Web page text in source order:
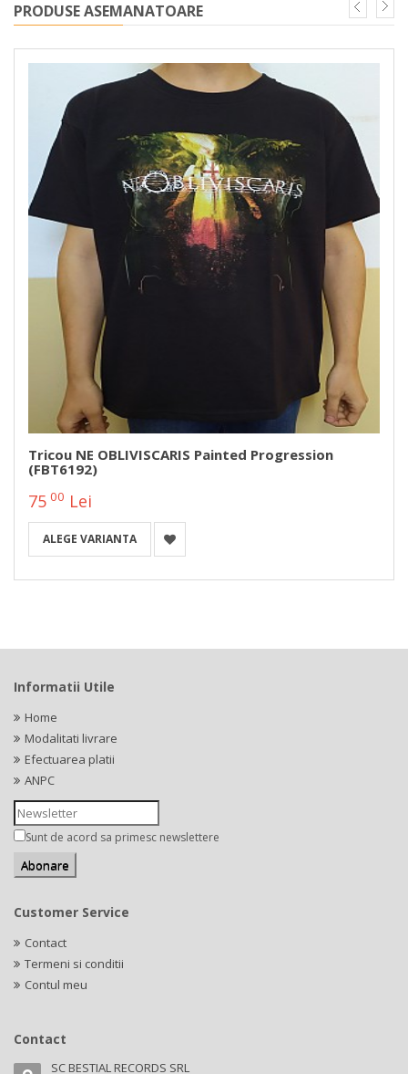
PRODUSE ASEMANATOARE
Tricou NE OBLIVISCARIS Painted Progression
(FBT6192)
75 00 Lei
ALEGE VARIANTA
Informatii Utile
Home
Modalitati livrare
Efectuarea platii
ANPC
Sunt de acord sa primesc newslettere
Customer Service
Contact
Termeni si conditii
Contul meu
Contact
SC BESTIAL RECORDS SRL